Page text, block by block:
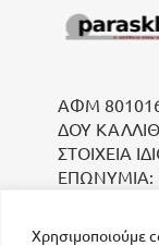
Χρησιμοποιούμε
ΑΦΜ
ΔΟΥ
ΣΤΟΙΧΕΙΑ
ΕΠΩΝΥΜΙΑ: